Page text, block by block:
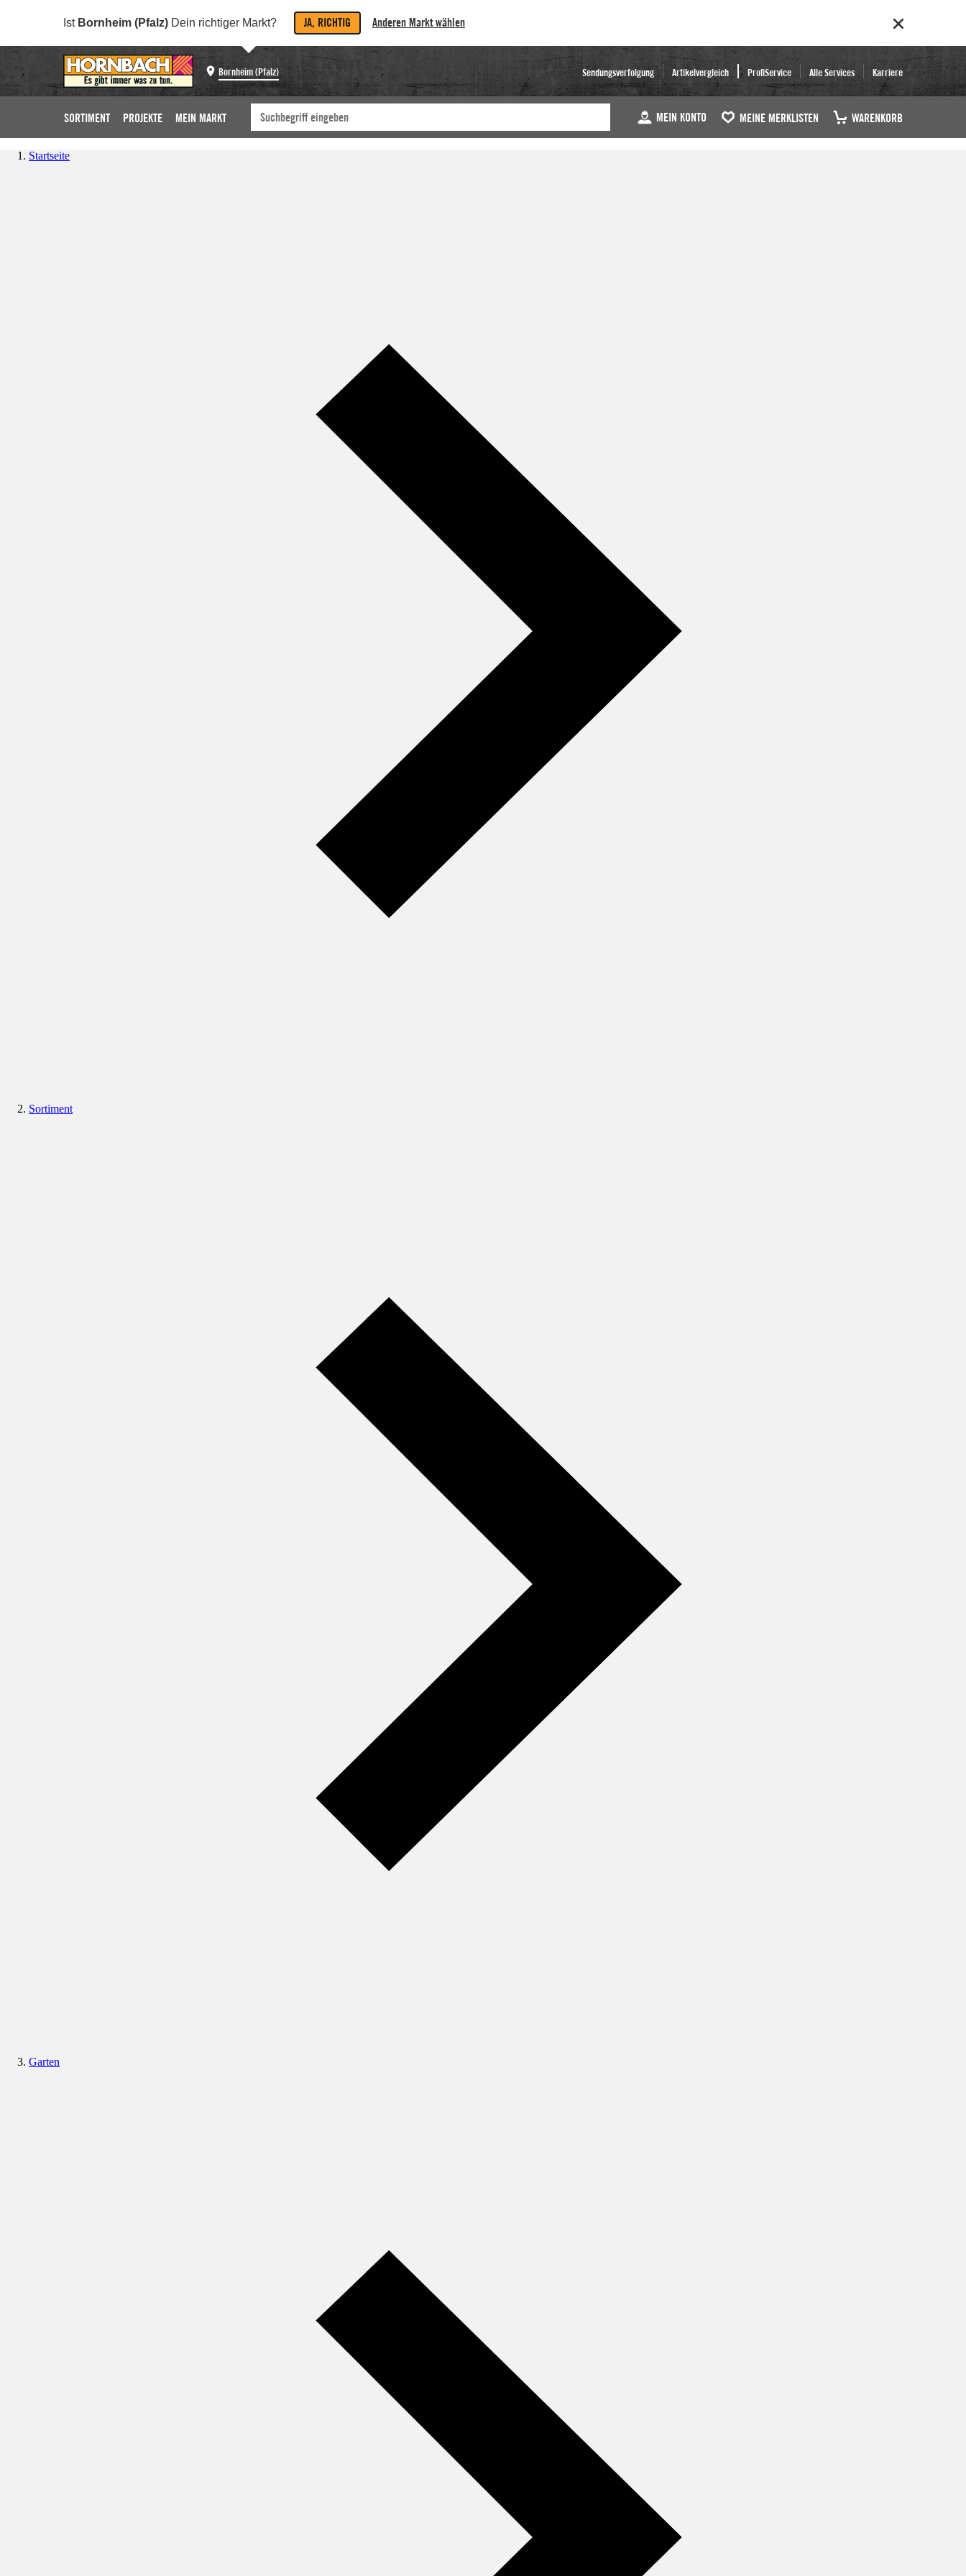
Ist Bornheim (Pfalz) Dein richtiger Markt? JA, RICHTIG Anderen Markt wählen
Bornheim (Pfalz) Sendungsverfolgung Artikelvergleich ProfiService Alle Services Karriere
SORTIMENT PROJEKTE MEIN MARKT MEIN KONTO MEINE MERKLISTEN WARENKORB
Startseite
Sortiment
Garten